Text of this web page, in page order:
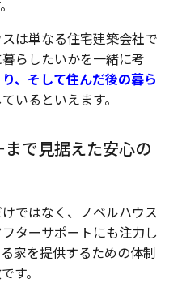
は単なる住宅建築会社で
らしたいかを一緒に考
、そして住んだ後の暮ら
いるといえます。
で見据えた安心の
ではなく、ノベルハウス
ターサポートにも注力し
家を提供するための体制
す。